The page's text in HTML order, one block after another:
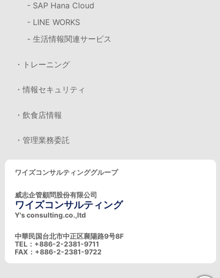
- SAP Hana Cloud
- LINE WORKS
- 生活情報関連サービス
・トレーニング
・情報セキュリティ
・飲食店情報
・管理業務委託
ワイズコンサルティンググループ
威志企管顧問股份有限公司
ワイズコンサルティング
Y's consulting.co.,ltd
中華民国台北市中正区襄陽路9号8F
TEL：+886-2-2381-9711
FAX：+886-2-2381-9722